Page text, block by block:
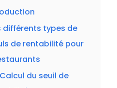
différents types de
de rentabilité pour
Calcul du seuil de